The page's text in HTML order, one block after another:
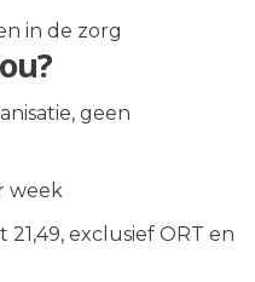
in de zorg
geen
week
21,49, exclusief ORT en